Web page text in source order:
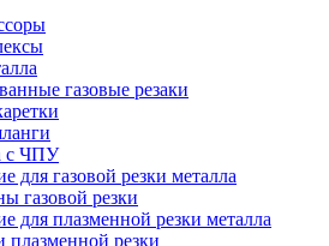
газовые резаки
с ЧПУ
для газовой резки металла
газовой резки
для плазменной резки металла
плазменной резки